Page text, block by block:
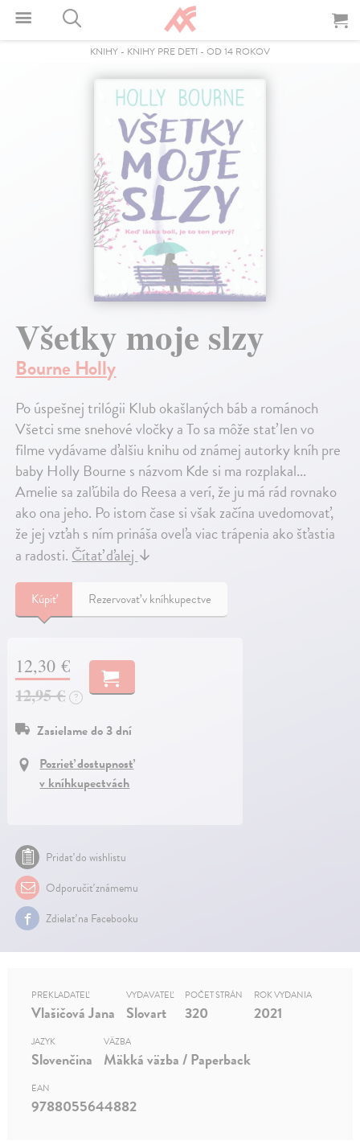
KNIHY - KNIHY PRE DETI - OD 14 ROKOV
Všetky moje slzy
Bourne Holly
Po úspešnej trilógii Klub okašlaných báb a románoch
Všetci sme snehové vločky a To sa môže stať len vo
filme vydávame ďalšiu knihu od známej autorky kníh pre
baby Holly Bourne s názvom Kde si ma rozplakal...
Amelie sa zaľúbila do Reesa a verí, že ju má rád rovnako
ako ona jeho. Po istom čase si však začína uvedomovať,
že jej vzťah s ním prináša oveľa viac trápenia ako šťastia
a radosti. Čítať ďalej ↓
Kúpiť Rezervovať v kníhkupectve
12,30 €
12,95 € ?
Zasielame do 3 dní
Pozrieť dostupnosť
v kníhkupectvách
Pridať do wishlistu
Odporučiť známemu
Zdielať na Facebooku
PREKLADATEĽ
Vlašičová Jana
VYDAVATEĽ
Slovart
POČET STRÁN
320
ROK VYDANIA
2021
JAZYK
Slovenčina
VÄZBA
Mäkká väzba / Paperback
EAN
9788055644882